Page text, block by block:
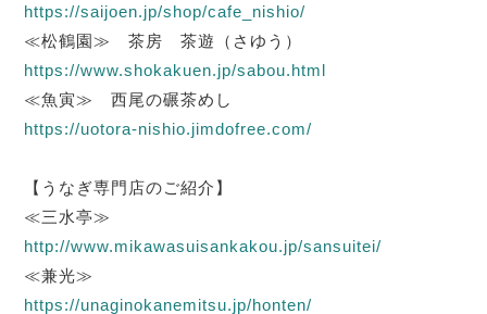
https://saijoen.jp/shop/cafe_nishio/
≪松鶴園≫ 茶房 茶遊（さゆう）
https://www.shokakuen.jp/sabou.html
≪魚寅≫ 西尾の碾茶めし
https://uotora-nishio.jimdofree.com/
【うなぎ専門店のご紹介】
≪三水亭≫
http://www.mikawasuisankakou.jp/sansuitei/
≪兼光≫
https://unaginokanemitsu.jp/honten/